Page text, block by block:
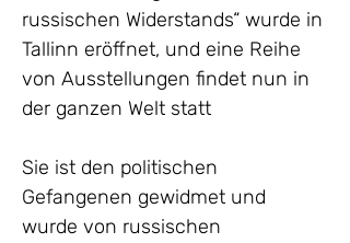
russischen Widerstands“ wurde in
Tallinn eröffnet, und eine Reihe
von Ausstellungen findet nun in
der ganzen Welt statt
Sie ist den politischen
Gefangenen gewidmet und
wurde von russischen